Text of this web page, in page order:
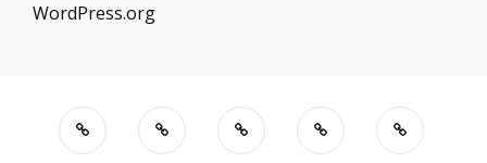
WordPress.org